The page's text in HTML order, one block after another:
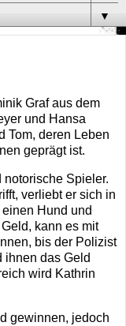
▼
Graf aus dem
und Hansa
Tom, deren Leben
geprägt ist.
notorische Spieler.
verliebt er sich in
Hund und
kann es mit
bis der Polizist
ihnen das Geld
wird Kathrin
gewinnen, jedoch